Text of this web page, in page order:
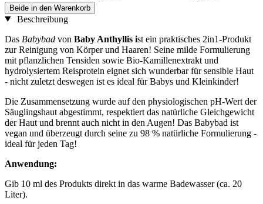
Beide in den Warenkorb
Beschreibung
Das Babybad von Baby Anthyllis ist ein praktisches 2in1-Produkt
zur Reinigung von Körper und Haaren! Seine milde Formulierung
mit pflanzlichen Tensiden sowie Bio-Kamillenextrakt und
hydrolysiertem Reisprotein eignet sich wunderbar für sensible Haut
- nicht zuletzt deswegen ist es ideal für Babys und Kleinkinder!
Die Zusammensetzung wurde auf den physiologischen pH-Wert der
Säuglingshaut abgestimmt, respektiert das natürliche Gleichgewicht
der Haut und brennt auch nicht in den Augen! Das Babybad ist
vegan und überzeugt durch seine zu 98 % natürliche Formulierung -
ideal für jeden Tag!
Anwendung:
Gib 10 ml des Produkts direkt in das warme Badewasser (ca. 20
Liter).